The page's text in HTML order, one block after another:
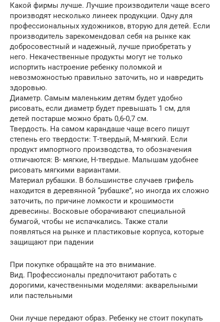
Какой фирмы лучше. Лучшие производители чаще всего
производят несколько линеек продукции. Одну для
профессиональных художников, вторую для детей. Если
производитель зарекомендовал себя на рынке как
добросовестный и надежный, лучше приобретать у
него. Некачественные продукты могут не только
испортить настроение ребенку поломкой и
невозможностью правильно заточить, но и навредить
здоровью.
Диаметр. Самым маленьким детям будет удобно
рисовать, если диаметр будет превышать 1 см, для
детей постарше можно брать 0,6-0,7 см.
Твердость. На самом карандаше чаще всего пишут
степень его твердости: Т-твердый, М-мягкий. Если
продукт импортного производства, то обозначения
отличаются: В- мягкие, Н-твердые. Малышам удобнее
рисовать мягкими вариантами.
Материал рубашки. В большинстве случаев грифель
находится в деревянной “рубашке”, но иногда их сложно
заточить, по причине ломкости и крошимости
древесины. Восковые оборачивают специальной
бумагой, чтобы не испачкались. Также стали
появляться на рынке и пластиковые корпуса, которые
защищают при падении
При покупке обращайте на это внимание.
Вид. Профессионалы предпочитают работать с
дорогими, качественными моделями: акварельными
или пастельными
Они лучше передают образ. Ребенку не стоит покупать